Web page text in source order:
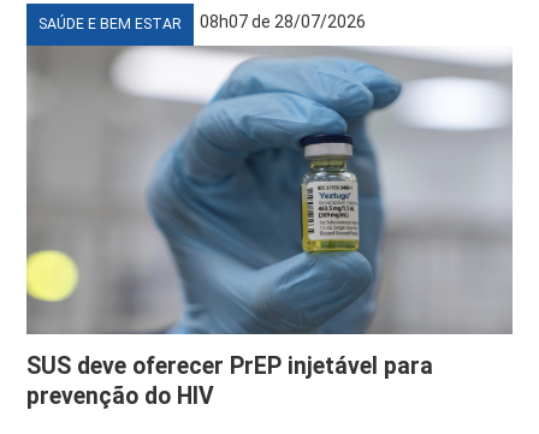
SAÚDE E BEM ESTAR 08h07 de 28/07/2026
SUS deve oferecer PrEP injetável para
prevenção do HIV